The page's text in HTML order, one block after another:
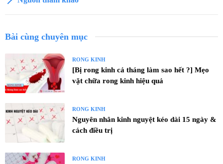
Bài cùng chuyên mục
RONG KINH
[Bị rong kinh cả tháng làm sao hết ?] Mẹo
vặt chữa rong kinh hiệu quả
RONG KINH
Nguyên nhân kinh nguyệt kéo dài 15 ngày &
cách điều trị
RONG KINH